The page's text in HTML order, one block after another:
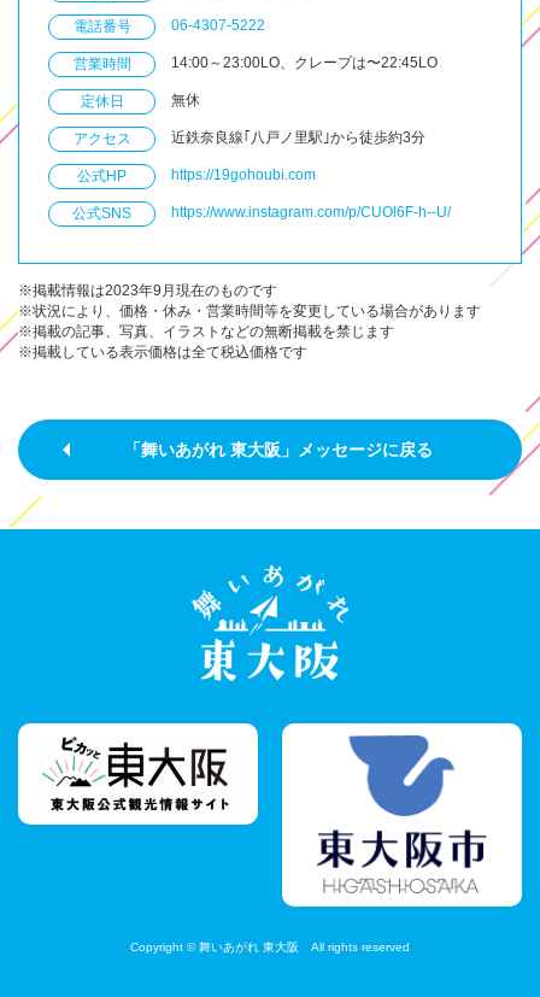
電話番号 06-4307-5222
営業時間 14:00～23:00LO、クレープは〜22:45LO
定休日 無休
アクセス 近鉄奈良線｢八戸ノ里駅｣から徒歩約3分
公式HP https://19gohoubi.com
公式SNS https://www.instagram.com/p/CUOl6F-h--U/
※掲載情報は2023年9月現在のものです
※状況により、価格・休み・営業時間等を変更している場合があります
※掲載の記事、写真、イラストなどの無断掲載を禁じます
※掲載している表示価格は全て税込価格です
「舞いあがれ 東大阪」メッセージに戻る
Copyright © 舞いあがれ 東大阪 All rights reserved